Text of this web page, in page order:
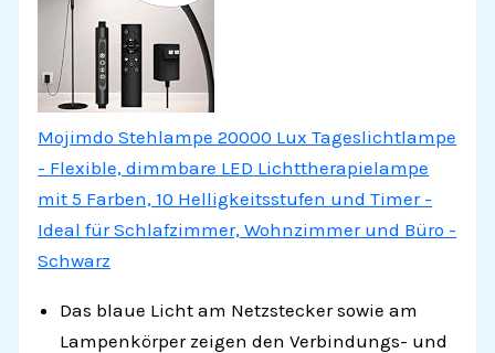
Mojimdo Stehlampe 20000 Lux Tageslichtlampe
- Flexible, dimmbare LED Lichttherapielampe
mit 5 Farben, 10 Helligkeitsstufen und Timer -
Ideal für Schlafzimmer, Wohnzimmer und Büro -
Schwarz
Das blaue Licht am Netzstecker sowie am
Lampenkörper zeigen den Verbindungs- und